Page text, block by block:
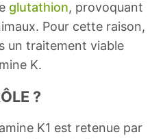
glutathion, provoquant
Pour cette raison,
un traitement viable
K.
?
K1 est retenue par